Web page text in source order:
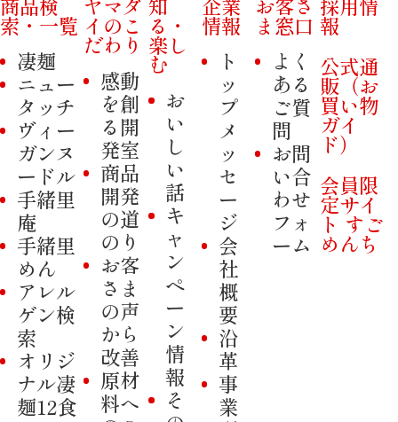
索・一覧
凄麺
ニュー
タッチ
ヴィー
ガンヌ
ードル
手緒里
庵
手緒里
めん
アレル
ゲン検
索
オリジ
ナル凄
麺12食
イのこ
だわり
感動
を創
る開
発室
商品
開発
の道
のり
お客
さま
の声
から
改善
原材
料へ
る・
楽し
む
お
い
し
い
話
キ
ャ
ン
ペ
ー
ン
情
報
そ
情報
ト
ッ
プ
メ
ッ
セ
ー
ジ
会
社
概
要
沿
革
事
業
ま窓口
よく
ある
ご質
問
お問
い合
わせ
フォ
ーム
報
公式通
販（お
買い物
ガイ
ド）
会員限
定サイ
ト すご
めんち